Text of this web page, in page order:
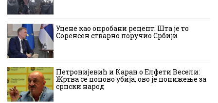
Уцене као опробани рецепт: Шта је то
Соренсен стварно поручио Србији
Петронијевић и Каран о Елфети Весели:
Жртва се поново убија, ово је понижење за
српски народ